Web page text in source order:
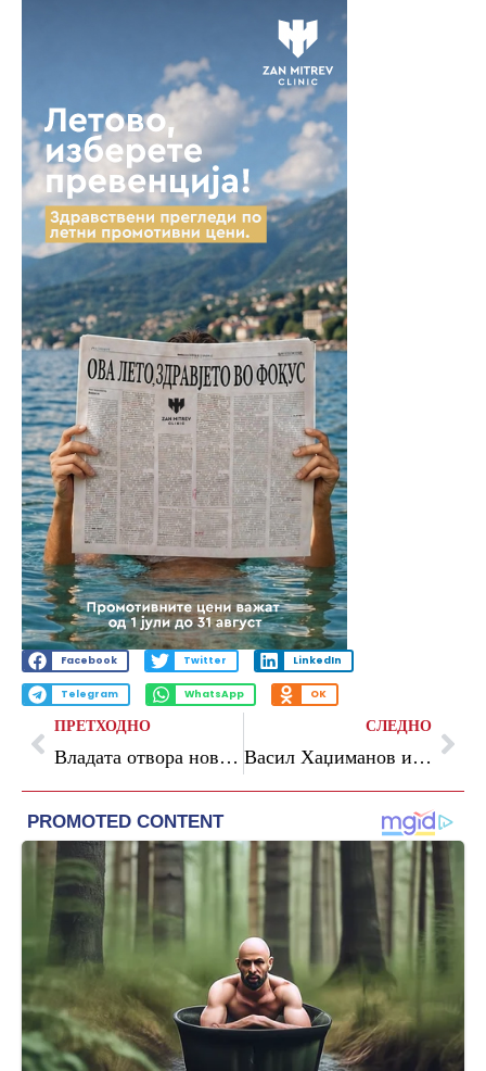
Facebook Twitter LinkedIn
Telegram WhatsApp OK
ПРЕТХОДНО
Владата отвора нов извор на финансирање за филмот: 3 oтсто од давачките од игрите на среќа за Агенцијата
СЛЕДНО
Васил Хаџиманов и неговиот бенд специјални гости на големиот концерт на Архангел